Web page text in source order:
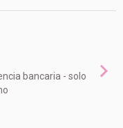
bancaria - solo